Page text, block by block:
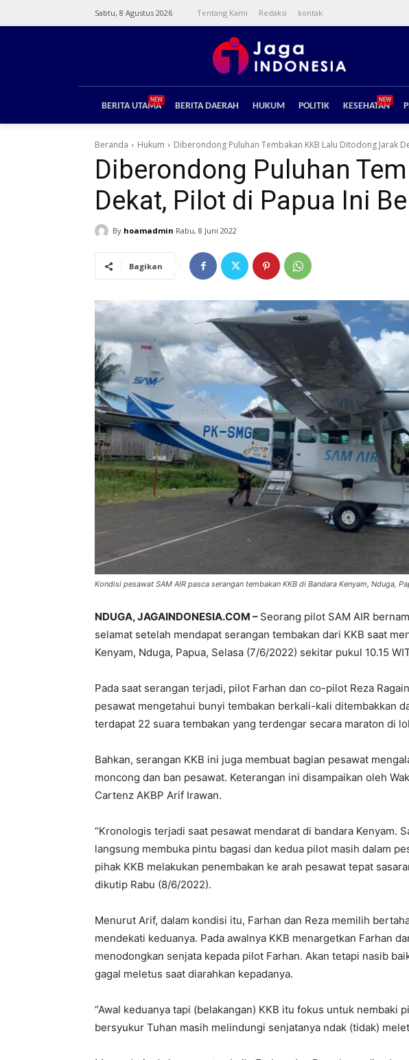
Sabtu, 8 Agustus 2026 Tentang Kami Redaksi kontak
BERITA UTAMA
NEW
BERITA DAERAH HUKUM POLITIK KESEHATAN
NEW
Beranda Hukum Diberondong Puluhan Tembakan KKB Lalu Ditodong Jarak
Diberondong Puluhan
Dekat, Pilot di Papua Ini
By hoamadmin Rabu, 8 Juni 2022
Bagikan
Kondisi pesawat SAM AIR pasca serangan tembakan KKB di Bandara Kenyam, Nduga,
NDUGA, JAGAINDONESIA.COM – Seorang pilot SAM AIR
selamat setelah mendapat serangan tembakan dari KKB saat
Kenyam, Nduga, Papua, Selasa (7/6/2022) sekitar pukul 10.15
Pada saat serangan terjadi, pilot Farhan dan co-pilot Reza
pesawat mengetahui bunyi tembakan berkali-kali ditembakkan
terdapat 22 suara tembakan yang terdengar secara maraton di
Bahkan, serangan KKB ini juga membuat bagian pesawat
moncong dan ban pesawat. Keterangan ini disampaikan oleh
Cartenz AKBP Arif Irawan.
“Kronologis terjadi saat pesawat mendarat di bandara Kenyam.
langsung membuka pintu bagasi dan kedua pilot masih dalam
pihak KKB melakukan penembakan ke arah pesawat tepat
dikutip Rabu (8/6/2022).
Menurut Arif, dalam kondisi itu, Farhan dan Reza memilih
mendekati keduanya. Pada awalnya KKB menargetkan Farhan
menodongkan senjata kepada pilot Farhan. Akan tetapi nasib
gagal meletus saat diarahkan kepadanya.
“Awal keduanya tapi (belakangan) KKB itu fokus untuk nembaki
bersyukur Tuhan masih melindungi senjatanya ndak (tidak)